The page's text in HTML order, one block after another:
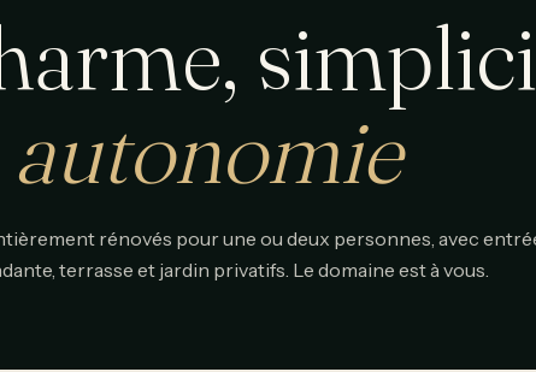
autonomie
rénovés pour une ou deux personnes, avec
terrasse et jardin privatifs. Le domaine est à vous.